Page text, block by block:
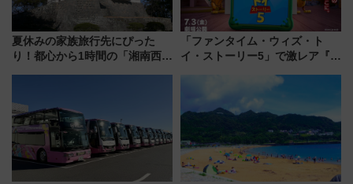
夏休みの家族旅行先にぴった
り！都心から1時間の「湘南西エ
注目スポット
「ファンタイム・ウィズ・ト
イ・ストーリー5」で激レア『ロ
デコレーションも徹底解説